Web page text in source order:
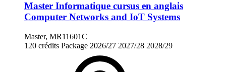
Master Informatique cursus en anglais
Computer Networks and IoT Systems
Master, MR11601C
120 crédits Package 2026/27 2027/28 2028/29